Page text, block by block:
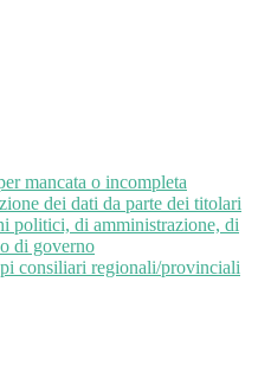
mancata o incompleta
dei dati da parte dei titolari
politici, di amministrazione, di
di governo
consiliari regionali/provinciali